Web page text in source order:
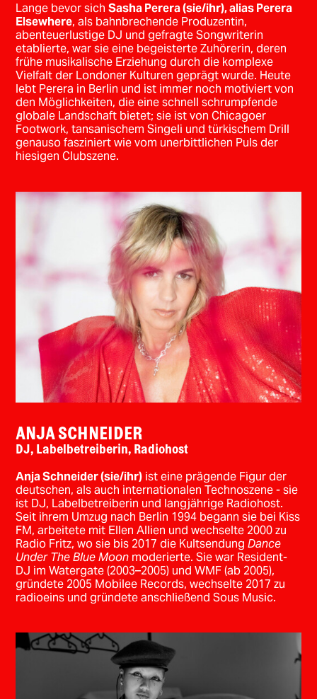
Lange bevor sichSasha Perera (sie/ihr), alias Perera
Elsewhere, als bahnbrechende Produzentin,
abenteuerlustige DJ und gefragte Songwriterin
etablierte, war sie eine begeisterte Zuhörerin, deren
frühe musikalische Erziehung durch die komplexe
Vielfalt der Londoner Kulturen geprägt wurde. Heute
lebt Perera in Berlin und ist immer noch motiviert von
den Möglichkeiten, die eine schnell schrumpfende
globale Landschaft bietet; sie ist von Chicagoer
Footwork, tansanischem Singeli und türkischem Drill
genauso fasziniert wie vom unerbittlichen Puls der
hiesigen Clubszene.
ANJA SCHNEIDER
DJ, Labelbetreiberin, Radiohost
Anja Schneider (sie/ihr) ist eine prägende Figur der
deutschen, als auch internationalen Technoszene - sie
ist DJ, Labelbetreiberin und langjährige Radiohost.
Seit ihrem Umzug nach Berlin 1994 begann sie bei Kiss
FM, arbeitete mit Ellen Allien und wechselte 2000 zu
Radio Fritz, wo sie bis 2017 die KultsendungDance
Under The Blue Moon moderierte. Sie war Resident-
DJ im Watergate (2003–2005) und WMF (ab 2005),
gründete 2005 Mobilee Records, wechselte 2017 zu
radioeins und gründete anschließend Sous Music.